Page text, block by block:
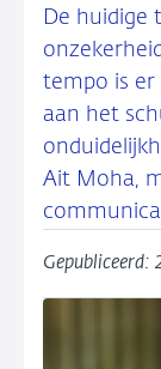
De huidige
tempo is er
aan het
Ait Moha,
Gepubliceerd: